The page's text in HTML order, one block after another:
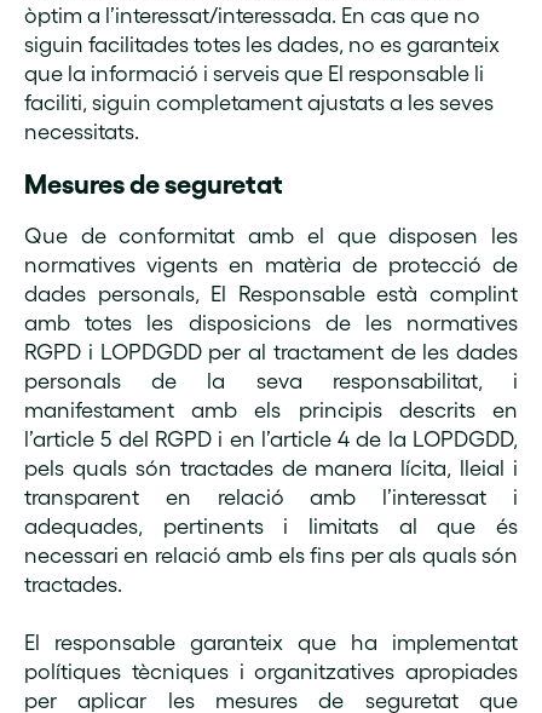
òptim a l’interessat/interessada. En cas que no
siguin facilitades totes les dades, no es garanteix
que la informació i serveis que El responsable li
faciliti, siguin completament ajustats a les seves
necessitats.
Mesures de seguretat
Que de conformitat amb el que disposen les
normatives vigents en matèria de protecció de
dades personals, El Responsable està complint
amb totes les disposicions de les normatives
RGPD i LOPDGDD per al tractament de les dades
personals de la seva responsabilitat, i
manifestament amb els principis descrits en
l’article 5 del RGPD i en l’article 4 de la LOPDGDD,
pels quals són tractades de manera lícita, lleial i
transparent en relació amb l’interessat i
adequades, pertinents i limitats al que és
necessari en relació amb els fins per als quals són
tractades.
El responsable garanteix que ha implementat
polítiques tècniques i organitzatives apropiades
per aplicar les mesures de seguretat que